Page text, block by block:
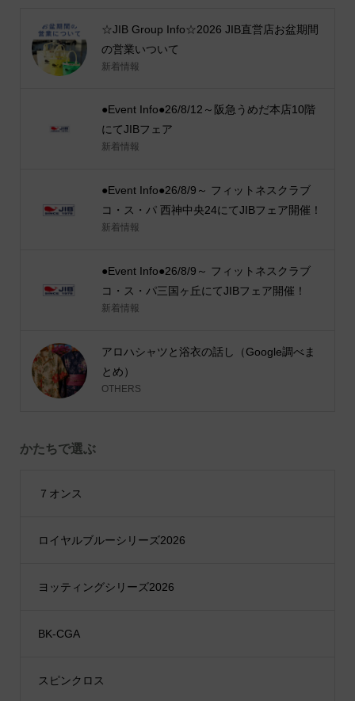
☆JIB Group Info☆2026 JIB直営店お盆期間
の営業いついて
新着情報
●Event Info●26/8/12～阪急うめだ本店10階
にてJIBフェア
新着情報
●Event Info●26/8/9～ フィットネスクラブ
コ・ス・パ 西神中央24にてJIBフェア開催！
新着情報
●Event Info●26/8/9～ フィットネスクラブ
コ・ス・パ三国ヶ丘にてJIBフェア開催！
新着情報
アロハシャツと浴衣の話し（Google調べま
とめ）
OTHERS
かたちで選ぶ
７オンス
ロイヤルブルーシリーズ2026
ヨッティングシリーズ2026
BK-CGA
スピンクロス